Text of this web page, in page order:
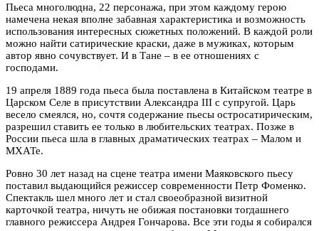
Пьеса многолюдна, 22 персонажа, при этом каждому герою
намечена некая вполне забавная характеристика и возможность
использования интересных сюжетных положений. В каждой роли
можно найти сатирические краски, даже в мужиках, которым
автор явно сочувствует. И в Тане – в ее отношениях с
господами.
19 апреля 1889 года пьеса была поставлена в Китайском театре в
Царском Селе в присутствии Александра III с супругой. Царь
весело смеялся, но, сочтя содержание пьесы остросатирическим,
разрешил ставить ее только в любительских театрах. Позже в
России пьеса шла в главных драматических театрах – Малом и
МХАТе.
Ровно 30 лет назад на сцене театра имени Маяковского пьесу
поставил выдающийся режиссер современности Петр Фоменко.
Спектакль шел много лет и стал своеобразной визитной
карточкой театра, ничуть не обижая постановки тогдашнего
главного режиссера Андрея Гончарова. Все эти годы я собирался